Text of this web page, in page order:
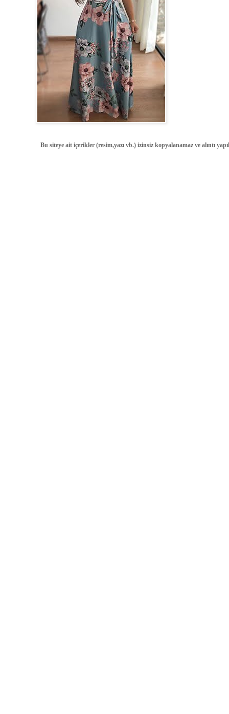
Bu siteye ait içerikler (resim,yazı vb.) izinsiz kopyalanamaz ve alıntı